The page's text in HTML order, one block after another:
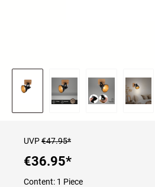
UVP€47.95*
€36.95*
Content: 1 Piece